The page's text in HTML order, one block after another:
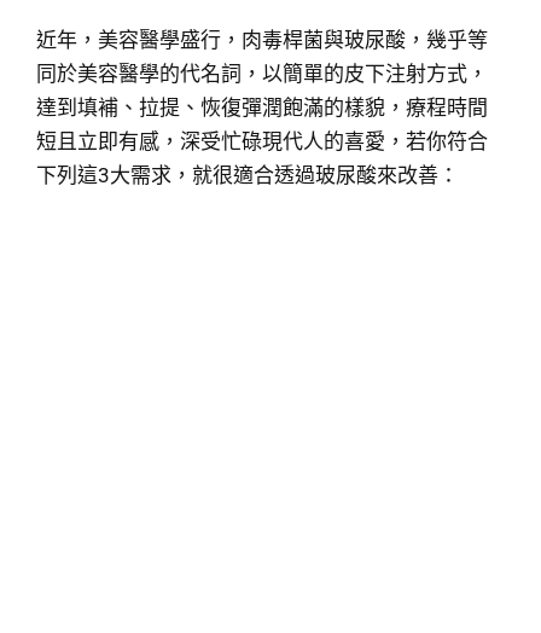
近年，美容醫學盛行，肉毒桿菌與玻尿酸，幾乎等
同於美容醫學的代名詞，以簡單的皮下注射方式，
達到填補、拉提、恢復彈潤飽滿的樣貌，療程時間
短且立即有感，深受忙碌現代人的喜愛，若你符合
下列這3大需求，就很適合透過玻尿酸來改善：